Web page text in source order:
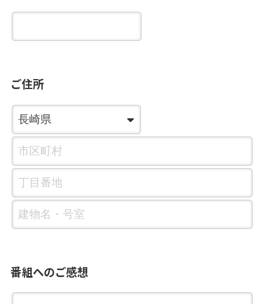
ご住所
番組へのご感想